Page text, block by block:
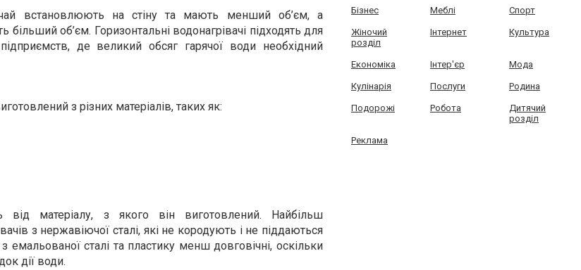
встановлюють на стіну та мають менший об’єм, а
більший об’єм. Горизонтальні водонагрівачі підходять для
де великий обсяг гарячої води необхідний
з різних матеріалів, таких як:
від матеріалу, з якого він виготовлений. Найбільш
з нержавіючої сталі, які не кородують і не піддаються
сталі та пластику менш довговічні, оскільки
дії води.
Бізнес Меблі Спорт
Жіночий
розділ
Інтернет Культура
Економіка Інтер'єр Мода
Кулінарія Послуги Родина
Подорожі Робота
Дитячий
розділ
Реклама